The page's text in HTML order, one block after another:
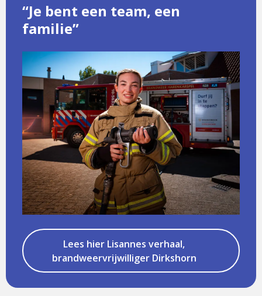
“Je bent een team, een
familie”
Lees hier Lisannes verhaal,
brandweervrijwilliger Dirkshorn